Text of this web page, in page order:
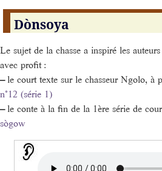
Dònsoya
Le sujet de la chasse a inspiré les
avec profit :
–le court texte sur le chasseur Ngolo, à
n°12 (série 1)
–le conte à la fin de la 1ère série de
sògow